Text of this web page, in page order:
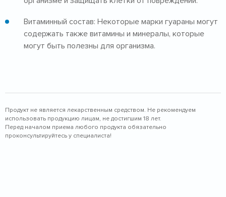
Витаминный состав: Некоторые марки гуараны могут
содержать также витамины и минералы, которые
могут быть полезны для организма.
Продукт не является лекарственным средством. Не рекомендуем
использовать продукцию лицам, не достигшим 18 лет.
Перед началом приема любого продукта обязательно
проконсультируйтесь у специалиста!